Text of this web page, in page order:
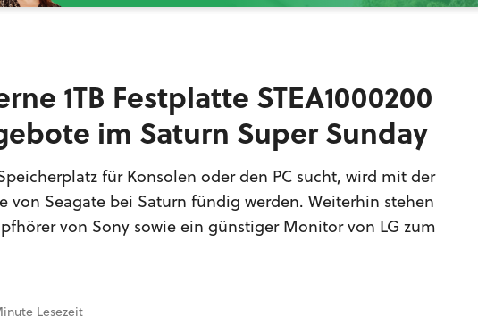
1TB Festplatte STEA1000200
im Saturn Super Sunday
für Konsolen oder den PC sucht, wird mit der
von Seagate bei Saturn fündig werden. Weiterhin stehen
von Sony sowie ein günstiger Monitor von LG zum
Lesezeit